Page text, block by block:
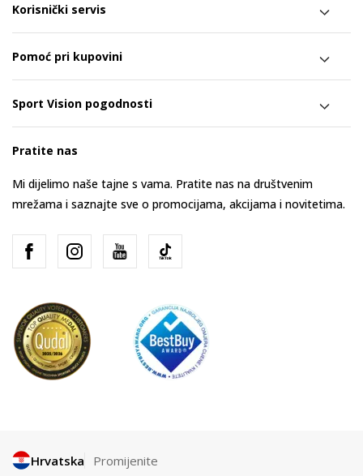
Korisnički servis
Pomoć pri kupovini
Sport Vision pogodnosti
Pratite nas
Mi dijelimo naše tajne s vama. Pratite nas na društvenim
mrežama i saznajte sve o promocijama, akcijama i novitetima.
Hrvatska Promijenite